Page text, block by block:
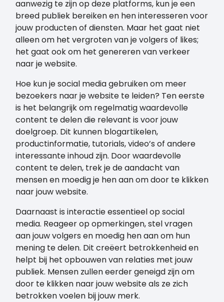
aanwezig te zijn op deze platforms, kun je een
breed publiek bereiken en hen interesseren voor
jouw producten of diensten. Maar het gaat niet
alleen om het vergroten van je volgers of likes;
het gaat ook om het genereren van verkeer
naar je website.
Hoe kun je social media gebruiken om meer
bezoekers naar je website te leiden? Ten eerste
is het belangrijk om regelmatig waardevolle
content te delen die relevant is voor jouw
doelgroep. Dit kunnen blogartikelen,
productinformatie, tutorials, video’s of andere
interessante inhoud zijn. Door waardevolle
content te delen, trek je de aandacht van
mensen en moedig je hen aan om door te klikken
naar jouw website.
Daarnaast is interactie essentieel op social
media. Reageer op opmerkingen, stel vragen
aan jouw volgers en moedig hen aan om hun
mening te delen. Dit creëert betrokkenheid en
helpt bij het opbouwen van relaties met jouw
publiek. Mensen zullen eerder geneigd zijn om
door te klikken naar jouw website als ze zich
betrokken voelen bij jouw merk.